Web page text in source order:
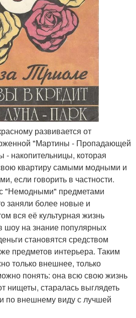
развивается от
"Мартины - Пропадающей
накопительницы, которая
квартиру самыми модными и
если говорить в частности.
"Немодными" предметами
заняли более новые и
вся её культурная жизнь
шоу на знание популярных
становятся средством
предметов интерьера. Таким
только внешнее, только
понять: она всю свою жизнь
нищеты, старалась выглядеть
по внешнему виду с лучшей